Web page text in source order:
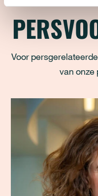
Voor
van onze